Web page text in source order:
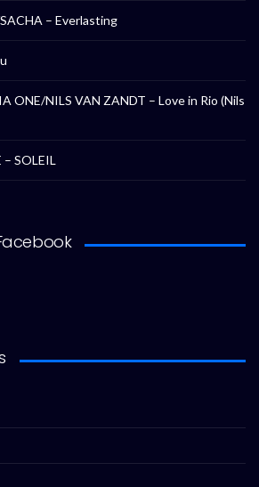
– Everlasting
ONE/NILS VAN ZANDT – Love in Rio (Nils
– SOLEIL